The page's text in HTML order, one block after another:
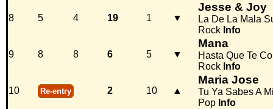
8 5 4 19 1 ▼
Jesse & Joy
La De La Mala
Rock Info
9 8 8 6 5 ▼
Mana
Hasta Que Te
Rock Info
10 Re-entry 2 10 ▲
Maria Jose
Tu Ya Sabes A
Pop Info